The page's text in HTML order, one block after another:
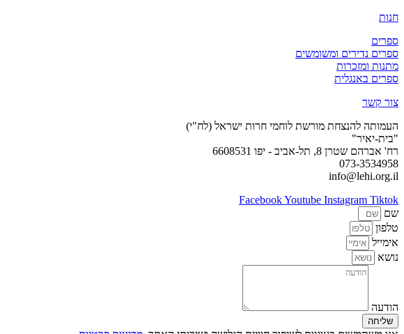
חנות
ספרים
ספרים נדירים ומשומשים
מתנות ומזכרות
ספרים באנגלית
צור קשר
העמותה להנצחת מורשת לוחמי חרות ישראל (לח"י)
"בית-יאיר"
רח' אברהם שטרן 8, תל-אביב - יפו 6608531
073-3534958
info@lehi.org.il
FacebookYoutube Instagram Tiktok
שם
טלפון
אימייל
נושא
הודעה
שליחה